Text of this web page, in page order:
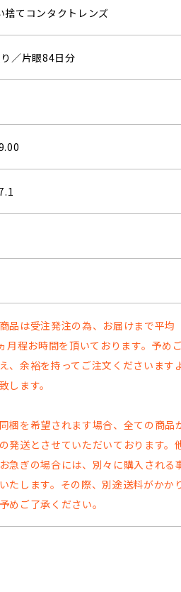
捨てコンタクトレンズ
／片眼84日分
品は受注発注の為、お届けまで平均
月程お時間を頂いております。予め
、余裕を持ってご注文くださいます
します。
梱を希望されます場合、全ての商品
発送とさせていただいております。
急ぎの場合には、別々に購入される
たします。その際、別途送料がかか
めご了承ください。